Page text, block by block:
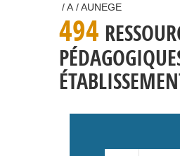
A
AUNEGE
494